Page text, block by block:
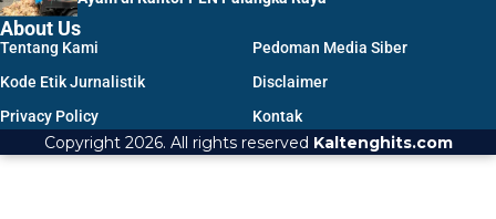
About Us
Tentang Kami
Pedoman Media Siber
Kode Etik Jurnalistik
Disclaimer
Privacy Policy
Kontak
Copyright 2026. All rights reserved Kaltenghits.com